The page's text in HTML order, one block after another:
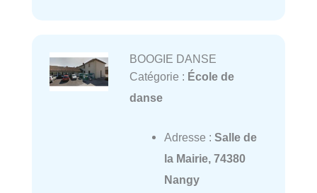
BOOGIE DANSE
Catégorie : École de
danse
Adresse : Salle de
la Mairie, 74380
Nangy